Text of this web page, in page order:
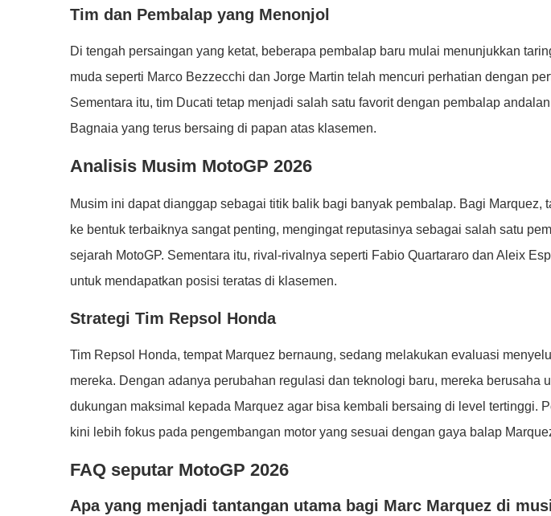
Tim dan Pembalap yang Menonjol
Di tengah persaingan yang ketat, beberapa pembalap baru mulai menunjukkan
muda seperti Marco Bezzecchi dan Jorge Martin telah mencuri perhatian dengan
Sementara itu, tim Ducati tetap menjadi salah satu favorit dengan pembalap
Bagnaia yang terus bersaing di papan atas klasemen.
Analisis Musim MotoGP 2026
Musim ini dapat dianggap sebagai titik balik bagi banyak pembalap. Bagi Marquez,
ke bentuk terbaiknya sangat penting, mengingat reputasinya sebagai salah satu
sejarah MotoGP. Sementara itu, rival-rivalnya seperti Fabio Quartararo dan Aleix
untuk mendapatkan posisi teratas di klasemen.
Strategi Tim Repsol Honda
Tim Repsol Honda, tempat Marquez bernaung, sedang melakukan evaluasi
mereka. Dengan adanya perubahan regulasi dan teknologi baru, mereka berusaha
dukungan maksimal kepada Marquez agar bisa kembali bersaing di level tertinggi.
kini lebih fokus pada pengembangan motor yang sesuai dengan gaya balap
FAQ seputar MotoGP 2026
Apa yang menjadi tantangan utama bagi Marc Marquez di